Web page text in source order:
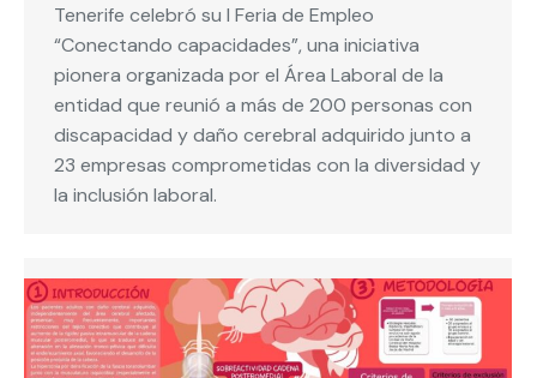
Tenerife celebró su I Feria de Empleo
“Conectando capacidades”, una iniciativa
pionera organizada por el Área Laboral de la
entidad que reunió a más de 200 personas con
discapacidad y daño cerebral adquirido junto a
23 empresas comprometidas con la diversidad y
la inclusión laboral.